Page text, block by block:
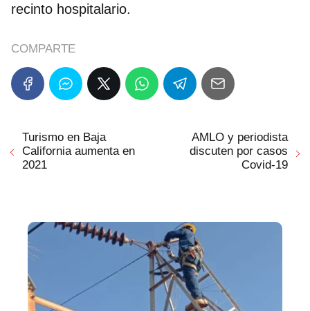
recinto hospitalario.
COMPARTE
Turismo en Baja
California aumenta en
2021
AMLO y periodista
discuten por casos
Covid-19